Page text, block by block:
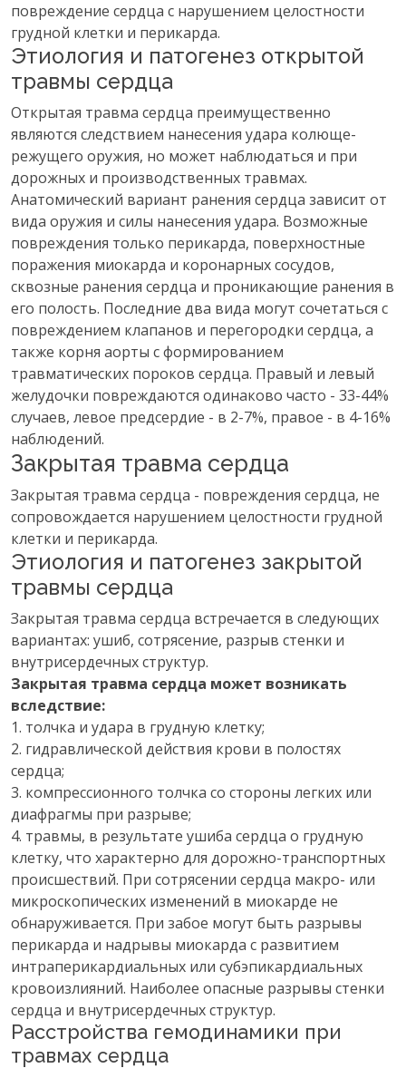
повреждение сердца с нарушением целостности
грудной клетки и перикарда.
Этиология и патогенез открытой
травмы сердца
Открытая травма сердца преимущественно
являются следствием нанесения удара колюще-
режущего оружия, но может наблюдаться и при
дорожных и производственных травмах.
Анатомический вариант ранения сердца зависит от
вида оружия и силы нанесения удара. Возможные
повреждения только перикарда, поверхностные
поражения миокарда и коронарных сосудов,
сквозные ранения сердца и проникающие ранения в
его полость. Последние два вида могут сочетаться с
повреждением клапанов и перегородки сердца, а
также корня аорты с формированием
травматических пороков сердца. Правый и левый
желудочки повреждаются одинаково часто - 33-44%
случаев, левое предсердие - в 2-7%, правое - в 4-16%
наблюдений.
Закрытая травма сердца
Закрытая травма сердца - повреждения сердца, не
сопровождается нарушением целостности грудной
клетки и перикарда.
Этиология и патогенез закрытой
травмы сердца
Закрытая травма сердца встречается в следующих
вариантах: ушиб, сотрясение, разрыв стенки и
внутрисердечных структур.
Закрытая травма сердца может возникать
вследствие:
1. толчка и удара в грудную клетку;
2. гидравлической действия крови в полостях
сердца;
3. компрессионного толчка со стороны легких или
диафрагмы при разрыве;
4. травмы, в результате ушиба сердца о грудную
клетку, что характерно для дорожно-транспортных
происшествий. При сотрясении сердца макро- или
микроскопических изменений в миокарде не
обнаруживается. При забое могут быть разрывы
перикарда и надрывы миокарда с развитием
интраперикардиальных или субэпикардиальных
кровоизлияний. Наиболее опасные разрывы стенки
сердца и внутрисердечных структур.
Расстройства гемодинамики при
травмах сердца